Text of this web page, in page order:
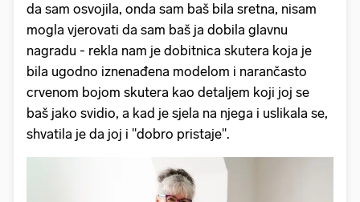
da sam osvojila, onda sam baš bila sretna, nisam
mogla vjerovati da sam baš ja dobila glavnu
nagradu - rekla nam je dobitnica skutera koja je
bila ugodno iznenađena modelom i narančasto
crvenom bojom skutera kao detaljem koji joj se
baš jako svidio, a kad je sjela na njega i uslikala se,
shvatila je da joj i "dobro pristaje".